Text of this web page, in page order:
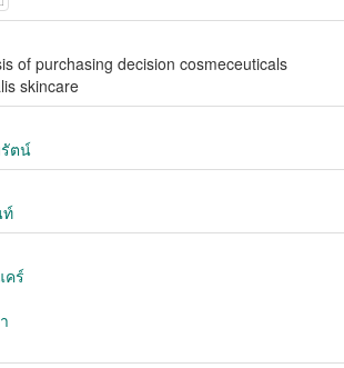
of purchasing decision cosmeceuticals
skincare
ตน์
คร์